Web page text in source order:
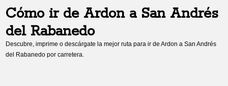
Cómo ir de Ardona San Andrés
del Rabanedo
Descubre, imprime o descárgate la mejor ruta para ir deArdon aSan Andrés
del Rabanedo por carretera.